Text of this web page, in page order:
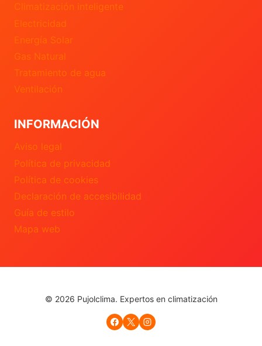
Climatización inteligente
Electricidad
Energía Solar
Gas Natural
Tratamiento de agua
Ventilación
INFORMACIÓN
Aviso legal
Política de privacidad
Política de cookies
Declaración de accesibilidad
Guía de estilo
Mapa web
© 2026 Pujolclima. Expertos en climatización